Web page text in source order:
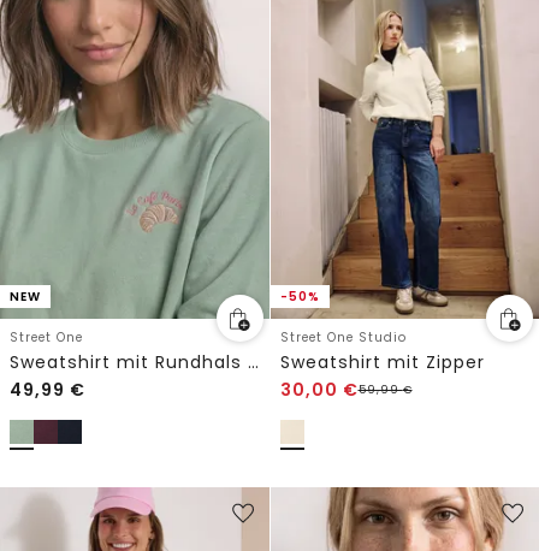
NEW
Street One
Sweatshirt mit Rundhals und Embroidery
49,99 €
-50%
Street One Studio
Sweatshirt mit Zipper
30,00 €59,99€